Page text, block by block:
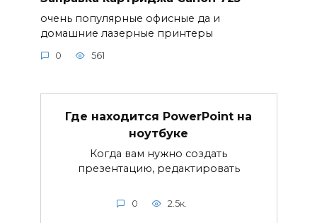
очень популярные офисные да и
домашние лазерные принтеры
0 561
Где находится PowerPoint на
ноутбуке
Когда вам нужно создать
презентацию, редактировать
0 2.5к.